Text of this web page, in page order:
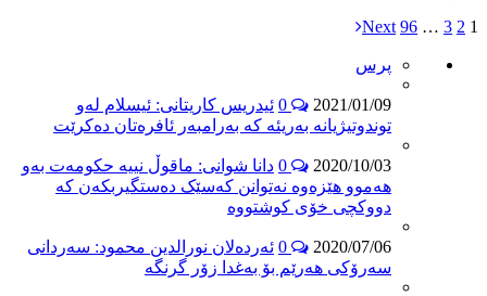
1
2
3
…
96
Next
پرس
2021/01/09
ئیدریس کاریتانی: ئیسلام لەو
توندوتیژیانە بەریئە کە بەرامبەر ئافرەتان دەکرێت
2020/10/03
دانا شوانی: ماقوڵ نییە حکومەت بەو
هه‌موو هێزەوە نەتوانن کەسێک دەستگیربکەن کە
دووکچی خۆی کوشتووە
2020/07/06
ئەردەلان نورالدین محمود: سەردانی
سەرۆکی هەرێم بۆ بەغدا زۆر گرنگە